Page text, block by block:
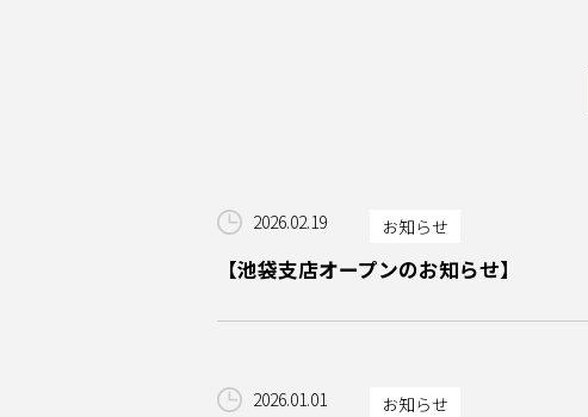
2026.02.19 お知らせ
【池袋支店オープンのお知らせ】
2026.01.01 お知らせ